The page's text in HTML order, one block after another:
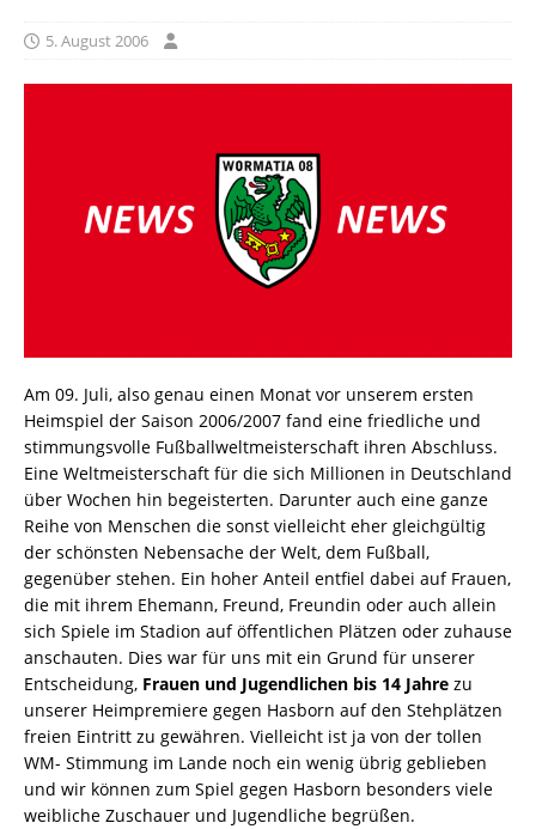
5. August 2006
Am 09. Juli, also genau einen Monat vor unserem ersten
Heimspiel der Saison 2006/2007 fand eine friedliche und
stimmungsvolle Fußballweltmeisterschaft ihren Abschluss.
Eine Weltmeisterschaft für die sich Millionen in Deutschland
über Wochen hin begeisterten. Darunter auch eine ganze
Reihe von Menschen die sonst vielleicht eher gleichgültig
der schönsten Nebensache der Welt, dem Fußball,
gegenüber stehen. Ein hoher Anteil entfiel dabei auf Frauen,
die mit ihrem Ehemann, Freund, Freundin oder auch allein
sich Spiele im Stadion auf öffentlichen Plätzen oder zuhause
anschauten. Dies war für uns mit ein Grund für unserer
Entscheidung, Frauen und Jugendlichen bis 14 Jahre zu
unserer Heimpremiere gegen Hasborn auf den Stehplätzen
freien Eintritt zu gewähren. Vielleicht ist ja von der tollen
WM- Stimmung im Lande noch ein wenig übrig geblieben
und wir können zum Spiel gegen Hasborn besonders viele
weibliche Zuschauer und Jugendliche begrüßen.